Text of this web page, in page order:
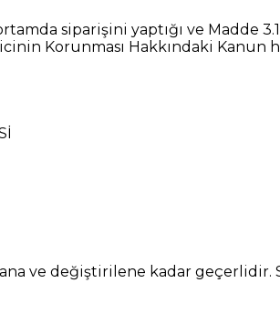
siparişini yaptığı ve Madde
Korunması Hakkındaki Kanun
ve değiştirilene kadar geçerlidir.